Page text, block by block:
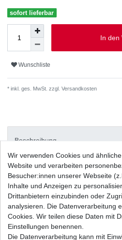
sofort lieferbar
In den
Wunschliste
* inkl. ges. MwSt. zzgl. Versandkosten
Beschreibung
Weitere Details
Wir verwenden Cookies und
Website und verarbeiten
Besucher:innen unserer Webseite
Inhalte und Anzeigen zu
Drittanbietern einzubinden oder
analysieren. Die Datenverarbeitung
Cookies. Wir teilen diese Daten mit
Einstellungen benennen.
Die Datenverarbeitung kann mit